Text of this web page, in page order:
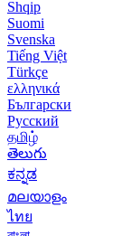
Shqip
Suomi
Svenska
Tiếng Việt
Türkçe
ελληνικά
Български
Русский
தமிழ்
తెలుగు
ಕನ್ನಡ
മലയാളം
ไทย